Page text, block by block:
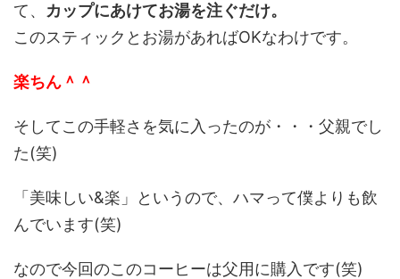
て、 カップにあけてお湯を注ぐだけ。
このスティックとお湯があればOKなわけです。
楽ちん＾＾
そしてこの手軽さを気に入ったのが・・・父親でし
た(笑)
「美味しい&楽」というので、ハマって僕よりも飲
んでいます(笑)
なので今回のこのコーヒーは父用に購入です(笑)